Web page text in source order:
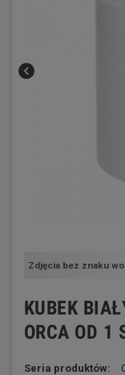
chevron_left
Zdjęcia bez znaku
KUBEK
ORCA OD 1
Seria produktów: